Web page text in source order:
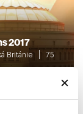
2017
Británie | 75